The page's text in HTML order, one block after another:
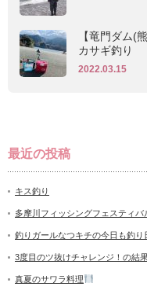
【竜門ダム(
カサギ釣り
2022.03.15
最近の投稿
キス釣り
多摩川フィッシングフェスティバ
釣りガールなつキチの今日も釣り
3度目のツ抜けチャレンジ！の結
真夏のサワラ料理